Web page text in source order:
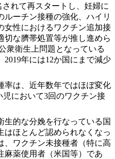
されて再スタートし、妊婦に
ルーチン接種の強化、ハイリ
女性におけるワクチン追加接
切な臍帯処置等が推し進めら
衆衛生上問題となっている
2019年には12か国にまで減少
率は、近年数年ではほぼ変化
児において3回のワクチン接
生的な分娩を行なっている国
はほとんど認められなくなっ
、ワクチン未接種者（特に高
麻薬使用者（米国等）であ